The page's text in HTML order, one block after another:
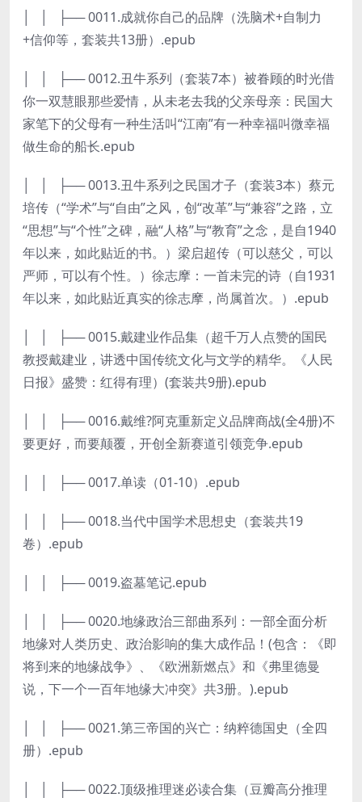
│ │ ├── 0011.成就你自己的品牌（洗脑术+自制力
+信仰等，套装共13册）.epub
│ │ ├── 0012.丑牛系列（套装7本）被眷顾的时光借
你一双慧眼那些爱情，从未老去我的父亲母亲：民国大
家笔下的父母有一种生活叫“江南”有一种幸福叫微幸福
做生命的船长.epub
│ │ ├── 0013.丑牛系列之民国才子（套装3本）蔡元
培传（“学术”与“自由”之风，创“改革”与“兼容”之路，立
“思想”与“个性”之碑，融“人格”与“教育”之念，是自1940
年以来，如此贴近的书。）梁启超传（可以慈父，可以
严师，可以有个性。）徐志摩：一首未完的诗（自1931
年以来，如此贴近真实的徐志摩，尚属首次。）.epub
│ │ ├── 0015.戴建业作品集（超千万人点赞的国民
教授戴建业，讲透中国传统文化与文学的精华。《人民
日报》盛赞：红得有理）(套装共9册).epub
│ │ ├── 0016.戴维?阿克重新定义品牌商战(全4册)不
要更好，而要颠覆，开创全新赛道引领竞争.epub
│ │ ├── 0017.单读（01-10）.epub
│ │ ├── 0018.当代中国学术思想史（套装共19
卷）.epub
│ │ ├── 0019.盗墓笔记.epub
│ │ ├── 0020.地缘政治三部曲系列：一部全面分析
地缘对人类历史、政治影响的集大成作品！(包含：《即
将到来的地缘战争》、《欧洲新燃点》和《弗里德曼
说，下一个一百年地缘大冲突》共3册。).epub
│ │ ├── 0021.第三帝国的兴亡：纳粹德国史（全四
册）.epub
│ │ ├── 0022.顶级推理迷必读合集（豆瓣高分推理